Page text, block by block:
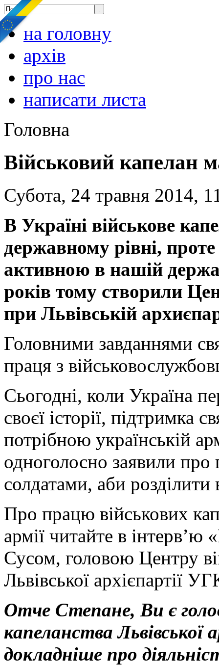
на головну
архів
про нас
написати листа
Головна
Військовий капелан
Субота, 24 травня 2014,
В Україні військове
державному рівні, проте
активною в нашій
років тому створили
при Львівській
Головними завданнями
праця з
Сьогодні, коли Україна
своєї історії, підтримка
потрібною українській
одноголосно заявили про
солдатами, аби розділити
Про працю військових
армії читайте в
Сусом, головою Центру
Львівської архієпартії
Отче Степане, Ви є
капеланства
докладніше про